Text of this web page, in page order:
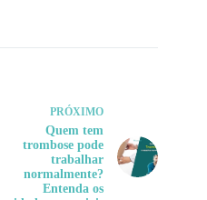
PRÓXIMO
Quem tem
trombose pode
trabalhar
normalmente?
Entenda os